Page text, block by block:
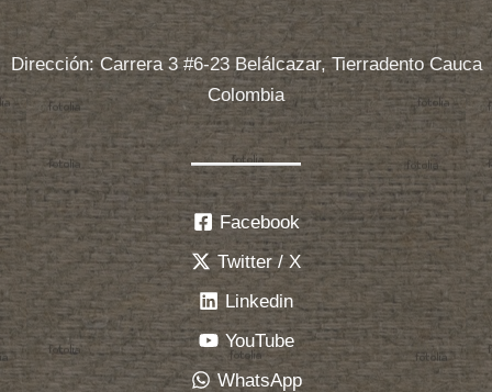
Dirección: Carrera 3 #6-23 Belálcazar, Tierradento Cauca
Colombia
Facebook
Twitter / X
Linkedin
YouTube
WhatsApp